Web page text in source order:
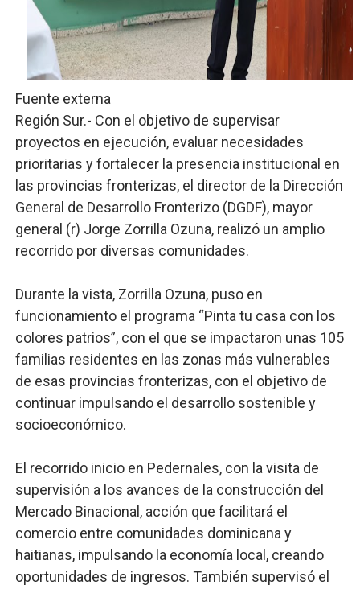
Restaurante Amigos es reconocido por sus cuatro
Banco Popular escala 17 posiciones en los mil
SNS y el SRSO actualizan Manual de Comunicación
Osiris de León responde a Roberto Tineo y a Yeisy
DGPCF: 55 años sembrando desarrollo y
Fuente externa
Región Sur.- Con el objetivo de supervisar
proyectos en ejecución, evaluar necesidades
prioritarias y fortalecer la presencia institucional en
las provincias fronterizas, el director de la Dirección
General de Desarrollo Fronterizo (DGDF), mayor
general (r) Jorge Zorrilla Ozuna, realizó un amplio
recorrido por diversas comunidades.
Durante la vista, Zorrilla Ozuna, puso en
funcionamiento el programa “Pinta tu casa con los
colores patrios”, con el que se impactaron unas 105
familias residentes en las zonas más vulnerables
de esas provincias fronterizas, con el objetivo de
continuar impulsando el desarrollo sostenible y
socioeconómico.
El recorrido inicio en Pedernales, con la visita de
supervisión a los avances de la construcción del
Mercado Binacional, acción que facilitará el
comercio entre comunidades dominicana y
haitianas, impulsando la economía local, creando
oportunidades de ingresos. También supervisó el